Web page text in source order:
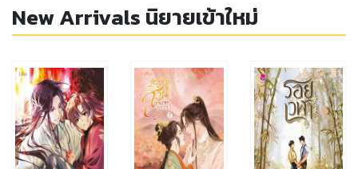
New Arrivals นิยายเข้าใหม่